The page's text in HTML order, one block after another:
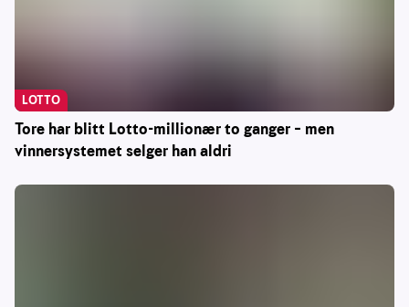
Tore har blitt Lotto-millionær to ganger – men
vinnersystemet selger han aldri
LOTTO